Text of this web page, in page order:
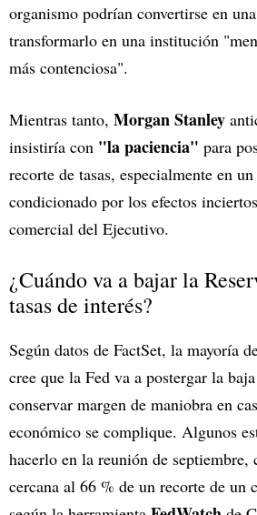
organismo podrían convertirse en
transformarlo en una institución
más contenciosa".
Mientras tanto, Morgan Stanley
insistiría con "la paciencia" para
recorte de tasas, especialmente en
condicionado por los efectos
comercial del Ejecutivo.
¿Cuándo va a bajar la
tasas de interés?
Según datos de FactSet, la mayoría
cree que la Fed va a postergar la
conservar margen de maniobra en
económico se complique. Algunos
hacerlo en la reunión de
cercana al 66 % de un recorte de un